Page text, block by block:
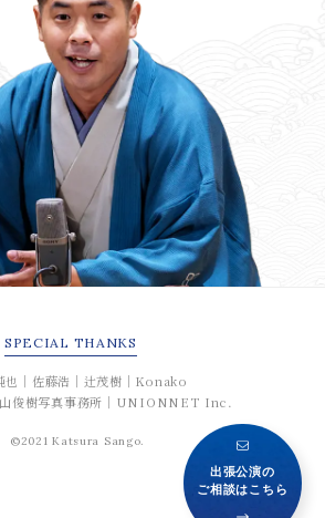
SPECIAL THANKS
也｜佐藤浩｜辻茂樹｜Konako
山俊樹写真事務所｜UNIONNET Inc.
©2021 Katsura Sango.
出張公演の
ご相談はこちら